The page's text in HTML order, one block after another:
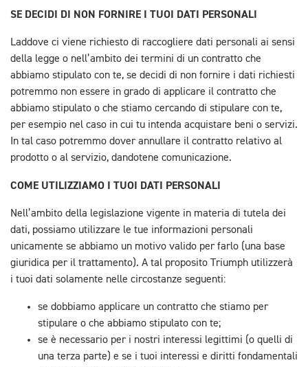
SE DECIDI DI NON FORNIRE I TUOI DATI PERSONALI
Laddove ci viene richiesto di raccogliere dati personali ai sensi
della legge o nell’ambito dei termini di un contratto che
abbiamo stipulato con te, se decidi di non fornire i dati richiesti
potremmo non essere in grado di applicare il contratto che
abbiamo stipulato o che stiamo cercando di stipulare con te,
per esempio nel caso in cui tu intenda acquistare beni o servizi.
In tal caso potremmo dover annullare il contratto relativo al
prodotto o al servizio, dandotene comunicazione.
COME UTILIZZIAMO I TUOI DATI PERSONALI
Nell’ambito della legislazione vigente in materia di tutela dei
dati, possiamo utilizzare le tue informazioni personali
unicamente se abbiamo un motivo valido per farlo (una base
giuridica per il trattamento). A tal proposito Triumph utilizzerà
i tuoi dati solamente nelle circostanze seguenti:
se dobbiamo applicare un contratto che stiamo per
stipulare o che abbiamo stipulato con te;
se è necessario per i nostri interessi legittimi (o quelli di
una terza parte) e se i tuoi interessi e diritti fondamentali